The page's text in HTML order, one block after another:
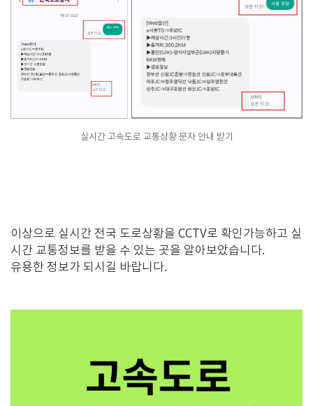
실시간 고속도로 교통상황 문자 안내 받기
이상으로 실시간 전국 도로상황을 CCTV로 확인가능하고 실
시간 교통정보를 받을 수 있는 곳을 알아보았습니다.
유용한 정보가 되시길 바랍니다.